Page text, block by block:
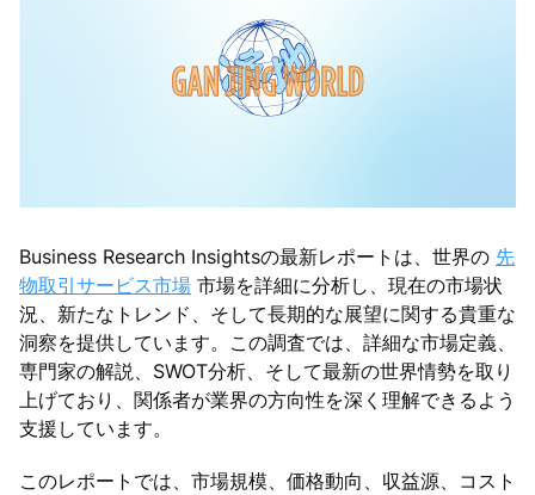
Business Research Insightsの最新レポートは、世界の 先
物取引サービス市場 市場を詳細に分析し、現在の市場状
況、新たなトレンド、そして長期的な展望に関する貴重な
洞察を提供しています。この調査では、詳細な市場定義、
専門家の解説、SWOT分析、そして最新の世界情勢を取り
上げており、関係者が業界の方向性を深く理解できるよう
支援しています。
このレポートでは、市場規模、価格動向、収益源、コスト